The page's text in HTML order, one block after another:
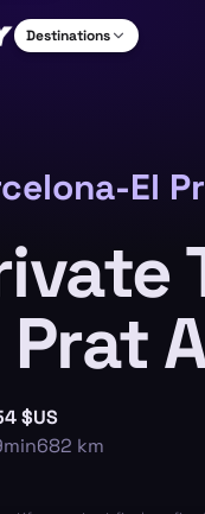
Destinations
El
Prat
$US
682 km